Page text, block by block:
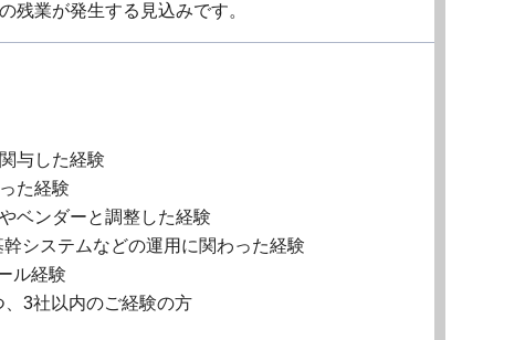
残業が発生する見込みです。
与した経験
た経験
ベンダーと調整した経験
システムなどの運用に関わった経験
ル経験
、3社以内のご経験の方